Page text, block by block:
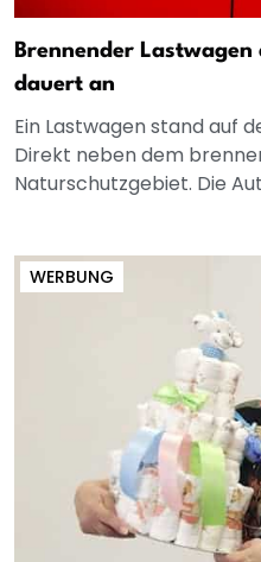
Brennender
dauert an
Ein Lastwagen stand auf
Direkt neben dem
Naturschutzgebiet. Die
WERBUNG